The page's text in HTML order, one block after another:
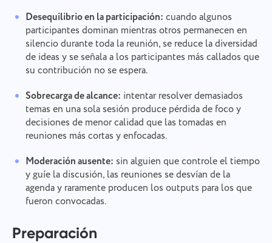
Desequilibrio en la participación: cuando algunos
participantes dominan mientras otros permanecen en
silencio durante toda la reunión, se reduce la diversidad
de ideas y se señala a los participantes más callados que
su contribución no se espera.
Sobrecarga de alcance: intentar resolver demasiados
temas en una sola sesión produce pérdida de foco y
decisiones de menor calidad que las tomadas en
reuniones más cortas y enfocadas.
Moderación ausente: sin alguien que controle el tiempo
y guíe la discusión, las reuniones se desvían de la
agenda y raramente producen los outputs para los que
fueron convocadas.
Preparación